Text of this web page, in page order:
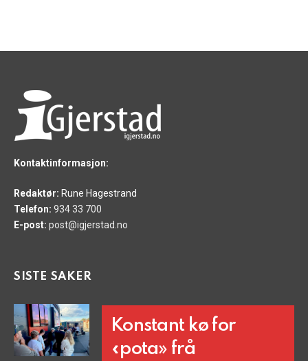
Kontaktinformasjon:
Redaktør: Rune Hagestrand
Telefon: 934 33 700
E-post: post@igjerstad.no
SISTE SAKER
Konstant kø for
«pota» frå